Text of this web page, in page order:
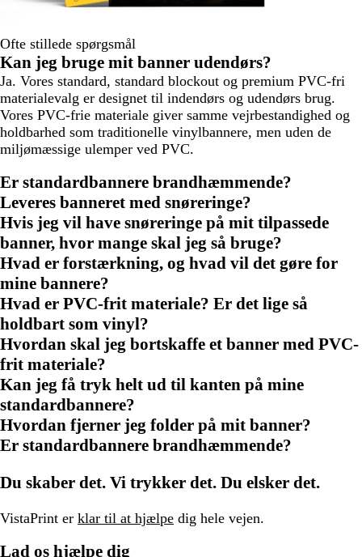
Ofte stillede spørgsmål
Kan jeg bruge mit banner udendørs?
Ja. Vores standard, standard blockout og premium PVC-fri
materialevalg er designet til indendørs og udendørs brug.
Vores PVC-frie materiale giver samme vejrbestandighed og
holdbarhed som traditionelle vinylbannere, men uden de
miljømæssige ulemper ved PVC.
Er standardbannere brandhæmmende?
Leveres banneret med snøreringe?
Hvis jeg vil have snøreringe på mit tilpassede
banner, hvor mange skal jeg så bruge?
Hvad er forstærkning, og hvad vil det gøre for
mine bannere?
Hvad er PVC-frit materiale? Er det lige så
holdbart som vinyl?
Hvordan skal jeg bortskaffe et banner med PVC-
frit materiale?
Kan jeg få tryk helt ud til kanten på mine
standardbannere?
Hvordan fjerner jeg folder på mit banner?
Er standardbannere brandhæmmende?
Du skaber det. Vi trykker det. Du elsker det.
VistaPrint er klar til at hjælpe dig hele vejen.
Lad os hjælpe dig